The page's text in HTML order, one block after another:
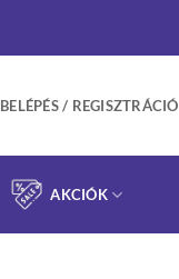
BELÉPÉS / REGISZTRÁCIÓ
AKCIÓK